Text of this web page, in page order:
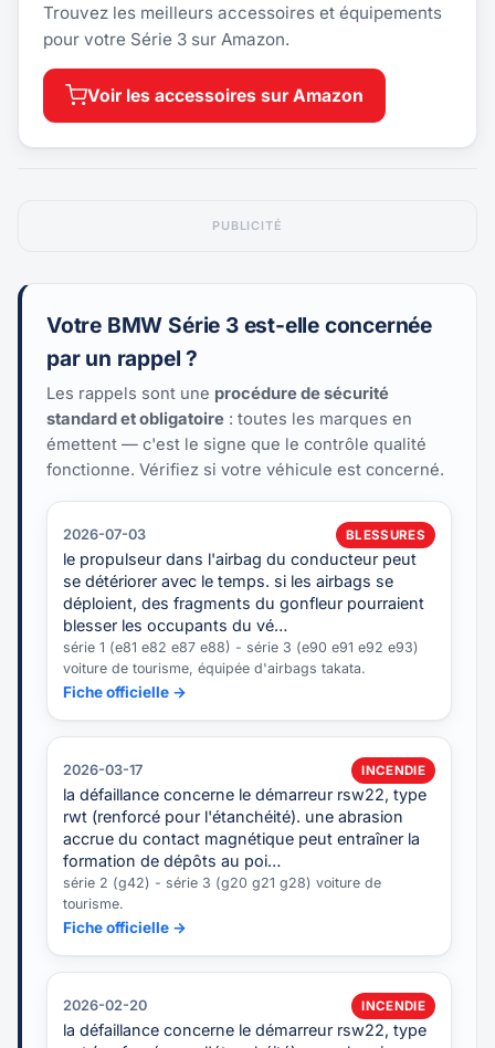
Trouvez les meilleurs accessoires et équipements
pour votre Série 3 sur Amazon.
Voir les accessoires sur Amazon
PUBLICITÉ
Votre BMW Série 3 est-elle concernée
par un rappel ?
Les rappels sont une procédure de sécurité
standard et obligatoire : toutes les marques en
émettent — c'est le signe que le contrôle qualité
fonctionne. Vérifiez si votre véhicule est concerné.
2026-07-03 BLESSURES
le propulseur dans l'airbag du conducteur peut
se détériorer avec le temps. si les airbags se
déploient, des fragments du gonfleur pourraient
blesser les occupants du vé…
série 1 (e81 e82 e87 e88) - série 3 (e90 e91 e92 e93)
voiture de tourisme, équipée d'airbags takata.
Fiche officielle →
2026-03-17 INCENDIE
la défaillance concerne le démarreur rsw22, type
rwt (renforcé pour l'étanchéité). une abrasion
accrue du contact magnétique peut entraîner la
formation de dépôts au poi…
série 2 (g42) - série 3 (g20 g21 g28) voiture de
tourisme.
Fiche officielle →
2026-02-20 INCENDIE
la défaillance concerne le démarreur rsw22, type